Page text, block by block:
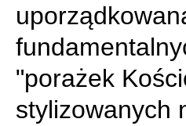
"porażek
stylizowanych